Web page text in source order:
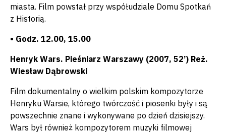
miasta. Film powstał przy współudziale Domu Spotkań
z Historią.
• Godz. 12.00, 15.00
Henryk Wars. Pieśniarz Warszawy (2007, 52’) Reż.
Wiesław Dąbrowski
Film dokumentalny o wielkim polskim kompozytorze
Henryku Warsie, którego twórczość i piosenki były i są
powszechnie znane i wykonywane po dzień dzisiejszy.
Wars był również kompozytorem muzyki filmowej